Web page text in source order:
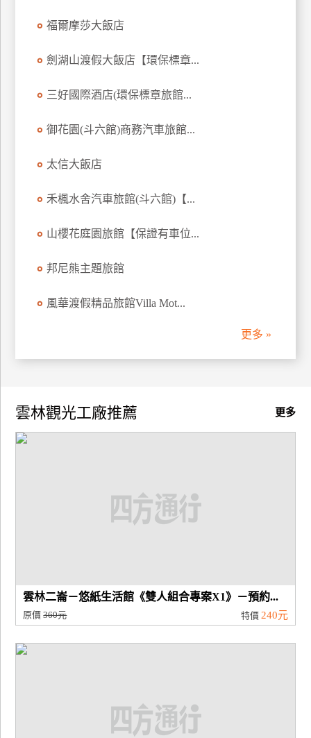
旅
傳
福爾摩莎大飯店
劍湖山渡假大飯店【環保標章...
三好國際酒店(環保標章旅館...
御花園(斗六館)商務汽車旅館...
太信大飯店
禾楓水舍汽車旅館(斗六館)【...
山櫻花庭園旅館【保證有車位...
邦尼熊主題旅館
風華渡假精品旅館Villa Mot...
更多 »
更多
雲林觀光工廠推薦
雲林二崙－悠紙生活館《雙人組合專案X1》－預約...
原價360元 特價 240元